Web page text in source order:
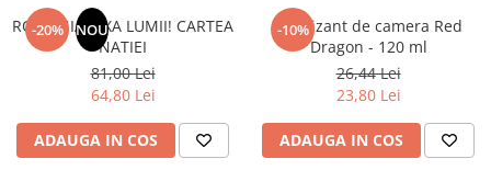
Accesorii Arhivare
Hartie si Accesorii
Instrumente de scris
Organizare si Arhivare
-20% NOU
ROMANIA, AXA LUMII! CARTEA
NATIEI
81,00 Lei
64,80 Lei
ADAUGA IN COS
-10%
Odorizant de camera Red
Dragon - 120 ml
26,44 Lei
23,80 Lei
ADAUGA IN COS